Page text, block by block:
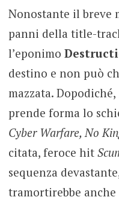
Nonostante il breve
panni della title-
l’eponimo
destino e non può
mazzata.
prende forma lo
Cyber Warfare, No
citata, feroce hit
sequenza
tramortirebbe